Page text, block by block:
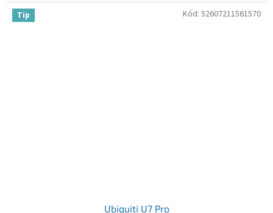
Tip
Ubiquiti U7 Pro
Kód: 52607211561570